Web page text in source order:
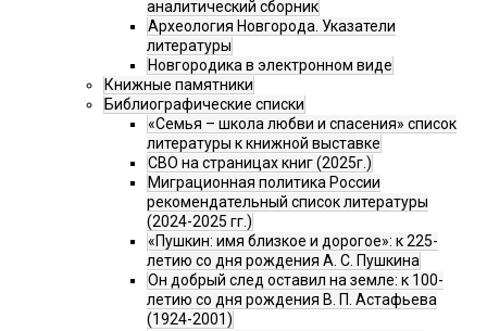
аналитический сборник
Археология Новгорода. Указатели
литературы
Новгородика в электронном виде
Книжные памятники
Библиографические списки
«Семья – школа любви и спасения» список
литературы к книжной выставке
СВО на страницах книг (2025г.)
Миграционная политика России
рекомендательный список литературы
(2024-2025 гг.)
«Пушкин: имя близкое и дорогое»: к 225-
летию со дня рождения А. С. Пушкина
Он добрый след оставил на земле: к 100-
летию со дня рождения В. П. Астафьева
(1924-2001)